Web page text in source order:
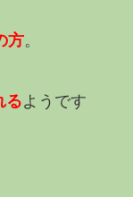
方。
るようです